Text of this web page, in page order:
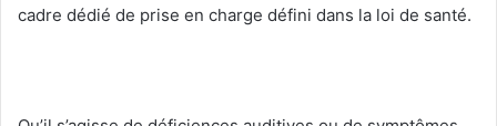
cadre dédié de prise en charge défini dans la loi de santé.